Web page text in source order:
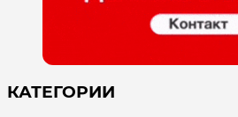
КАТЕГОРИИ